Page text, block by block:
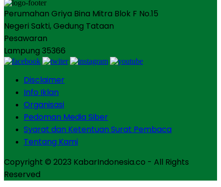
Perumahan Griya Bina Mitra Blok F No.15
Negeri Sakti, Gedung Tataan
Pesawaran
Lampung 35366
Disclaimer
Info Iklan
Organisasi
Pedoman Media Siber
Syarat dan Ketentuan Surat Pembaca
Tentang Kami
Copyright © 2023 KabarIndonesia.co - All Rights
Reserved